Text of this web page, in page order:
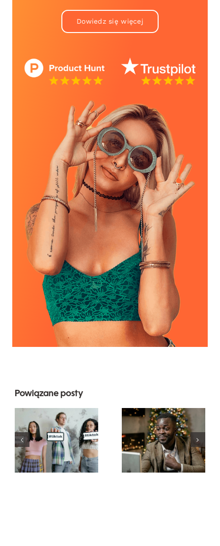
Dowiedz się więcej
Powiązane posty
Najlepsze
aplikacje do
edytowania
wideo do
tworzenia
dzieł na
Jak ukryć
obserwujących
na LinkedIn,
aby
zachować